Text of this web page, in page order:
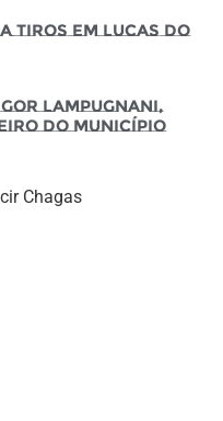
tiros em Lucas do
Lampugnani,
do município
Chagas